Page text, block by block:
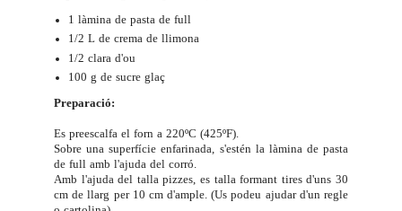
1 làmina de pasta de full
1/2 L de crema de llimona
1/2 clara d'ou
100 g de sucre glaç
Preparació:
Es preescalfa el forn a 220ºC (425ºF).
Sobre una superfície enfarinada, s'estén la làmina de pasta
de full amb l'ajuda del corró.
Amb l'ajuda del talla pizzes, es talla formant tires d'uns 30
cm de llarg per 10 cm d'ample. (Us podeu ajudar d'un regle